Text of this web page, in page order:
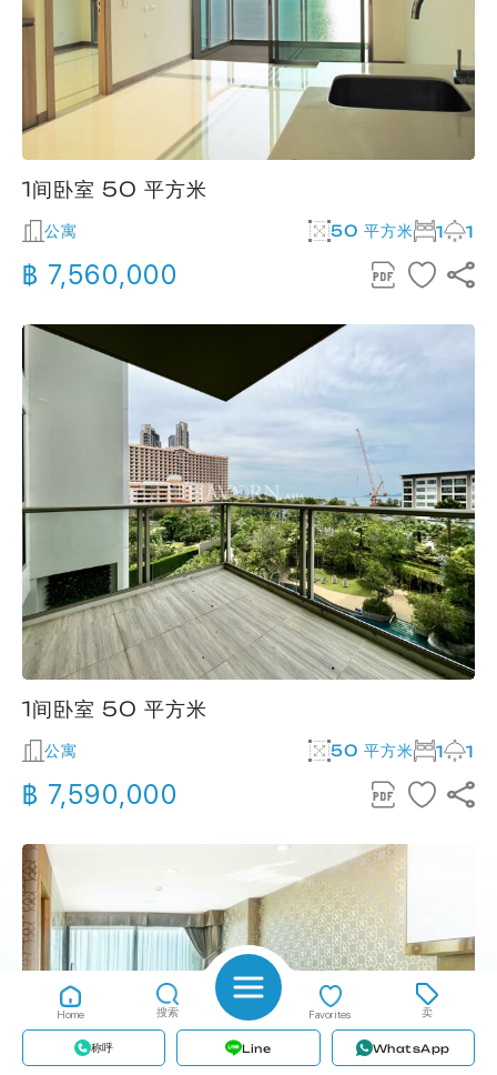
Home 搜索 Favorites 卖
称呼 Line WhatsApp
1间卧室 50 平方米
公寓 50 平方米 1 1
฿ 7,560,000
1间卧室 50 平方米
公寓 50 平方米 1 1
฿ 7,590,000